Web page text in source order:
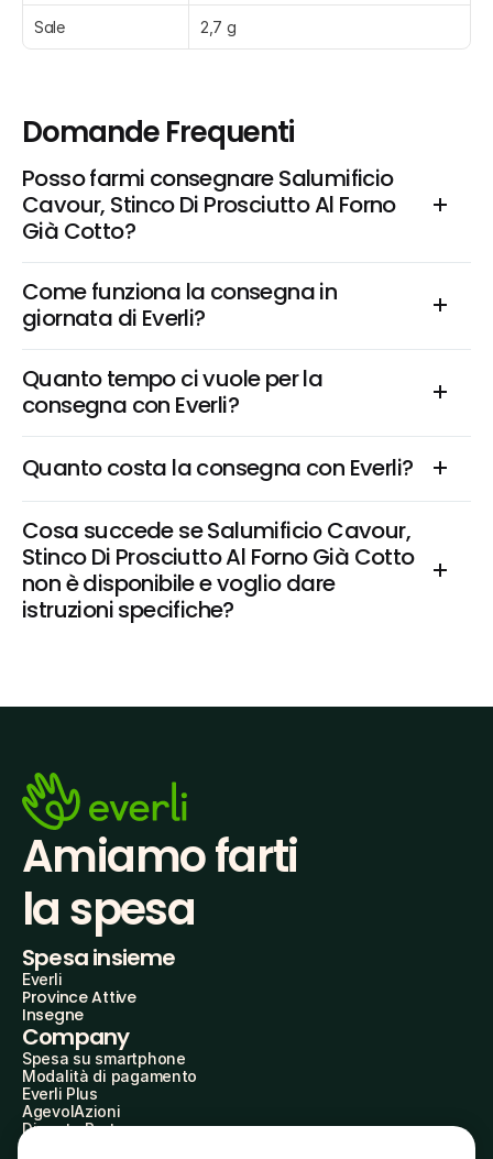
Sale 2,7 g
Domande Frequenti
Posso farmi consegnare Salumificio
Cavour, Stinco Di Prosciutto Al Forno
Già Cotto?
Come funziona la consegna in
giornata di Everli?
Quanto tempo ci vuole per la
consegna con Everli?
Quanto costa la consegna con Everli?
Cosa succede se Salumificio Cavour,
Stinco Di Prosciutto Al Forno Già Cotto
non è disponibile e voglio dare
istruzioni specifiche?
Amiamo farti
la spesa
Spesa insieme
Everli
Province Attive
Insegne
Company
Spesa su smartphone
Modalità di pagamento
Everli Plus
AgevolAzioni
Diventa Partner